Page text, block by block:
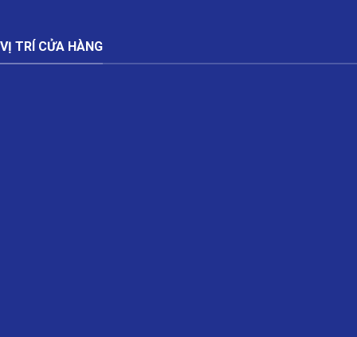
VỊ TRÍ CỬA HÀNG